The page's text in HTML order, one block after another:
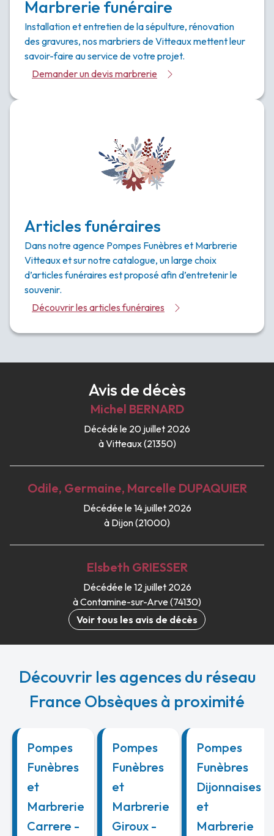
Marbrerie funéraire
Installation et entretien de la sépulture, rénovation
des gravures, nos marbriers de Vitteaux mettent leur
savoir-faire au service de votre projet.
Demander un devis marbrerie
Articles funéraires
Dans notre agence Pompes Funèbres et Marbrerie
Vitteaux et sur notre catalogue, un large choix
d’articles funéraires est proposé afin d’entretenir le
souvenir.
Découvrir les articles funéraires
Avis de décès
Michel BERNARD
Décédé le 20 juillet 2026
à Vitteaux (21350)
Odile, Germaine, Marcelle DUPAQUIER
Décédée le 14 juillet 2026
à Dijon (21000)
Elsbeth GRIESSER
Décédée le 12 juillet 2026
à Contamine-sur-Arve (74130)
Voir tous les avis de décès
Découvrir les agences du réseau
France Obsèques à proximité
Pompes
Funèbres
et
Marbrerie
Carrere -
Pompes
Funèbres
et
Marbrerie
Giroux -
Pompes
Funèbres
Dijonnaises
et
Marbrerie